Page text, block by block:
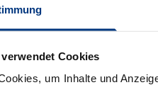
Cookies
um Inhalte und
In den
Hinweise zu